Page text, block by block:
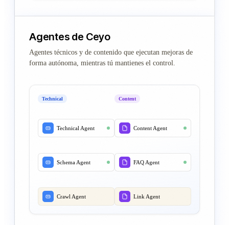
Agentes de Ceyo
Agentes técnicos y de contenido que ejecutan mejoras de
forma autónoma, mientras tú mantienes el control.
Technical
Technical Agent
Schema Agent
Crawl Agent
Content
Content Agent
FAQ Agent
Link Agent